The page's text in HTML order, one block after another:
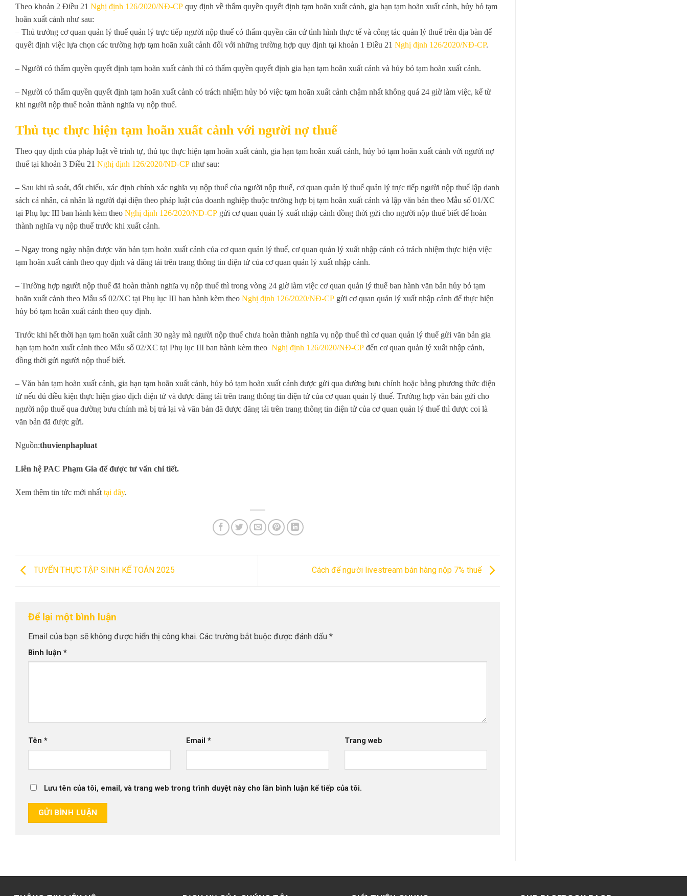
Theo khoản 2 Điều 21 Nghị định 126/2020/NĐ-CP quy định về thẩm quyền quyết định tạm hoãn xuất cảnh, gia hạn tạm hoãn xuất cảnh, hủy bỏ tạm
hoãn xuất cảnh như sau:
– Thủ trưởng cơ quan quản lý thuế quản lý trực tiếp người nộp thuế có thẩm quyền căn cứ tình hình thực tế và công tác quản lý thuế trên địa bàn để
quyết định việc lựa chọn các trường hợp tạm hoãn xuất cảnh đối với những trường hợp quy định tại khoản 1 Điều 21 Nghị định 126/2020/NĐ-CP.
– Người có thẩm quyền quyết định tạm hoãn xuất cảnh thì có thẩm quyền quyết định gia hạn tạm hoãn xuất cảnh và hủy bỏ tạm hoãn xuất cảnh.
– Người có thẩm quyền quyết định tạm hoãn xuất cảnh có trách nhiệm hủy bỏ việc tạm hoãn xuất cảnh chậm nhất không quá 24 giờ làm việc, kể từ
khi người nộp thuế hoàn thành nghĩa vụ nộp thuế.
Thủ tục thực hiện tạm hoãn xuất cảnh với người nợ thuế
Theo quy định của pháp luật về trình tự, thủ tục thực hiện tạm hoãn xuất cảnh, gia hạn tạm hoãn xuất cảnh, hủy bỏ tạm hoãn xuất cảnh với người nợ
thuế tại khoản 3 Điều 21 Nghị định 126/2020/NĐ-CP như sau:
– Sau khi rà soát, đối chiếu, xác định chính xác nghĩa vụ nộp thuế của người nộp thuế, cơ quan quản lý thuế quản lý trực tiếp người nộp thuế lập danh
sách cá nhân, cá nhân là người đại diện theo pháp luật của doanh nghiệp thuộc trường hợp bị tạm hoãn xuất cảnh và lập văn bản theo Mẫu số 01/XC
tại Phụ lục III ban hành kèm theo Nghị định 126/2020/NĐ-CP gửi cơ quan quản lý xuất nhập cảnh đồng thời gửi cho người nộp thuế biết để hoàn
thành nghĩa vụ nộp thuế trước khi xuất cảnh.
– Ngay trong ngày nhận được văn bản tạm hoãn xuất cảnh của cơ quan quản lý thuế, cơ quan quản lý xuất nhập cảnh có trách nhiệm thực hiện việc
tạm hoãn xuất cảnh theo quy định và đăng tải trên trang thông tin điện tử của cơ quan quản lý xuất nhập cảnh.
– Trường hợp người nộp thuế đã hoàn thành nghĩa vụ nộp thuế thì trong vòng 24 giờ làm việc cơ quan quản lý thuế ban hành văn bản hủy bỏ tạm
hoãn xuất cảnh theo Mẫu số 02/XC tại Phụ lục III ban hành kèm theo Nghị định 126/2020/NĐ-CP gửi cơ quan quản lý xuất nhập cảnh để thực hiện
hủy bỏ tạm hoãn xuất cảnh theo quy định.
Trước khi hết thời hạn tạm hoãn xuất cảnh 30 ngày mà người nộp thuế chưa hoàn thành nghĩa vụ nộp thuế thì cơ quan quản lý thuế gửi văn bản gia
hạn tạm hoãn xuất cảnh theo Mẫu số 02/XC tại Phụ lục III ban hành kèm theo Nghị định 126/2020/NĐ-CP đến cơ quan quản lý xuất nhập cảnh,
đồng thời gửi người nộp thuế biết.
– Văn bản tạm hoãn xuất cảnh, gia hạn tạm hoãn xuất cảnh, hủy bỏ tạm hoãn xuất cảnh được gửi qua đường bưu chính hoặc bằng phương thức điện
tử nếu đủ điều kiện thực hiện giao dịch điện tử và được đăng tải trên trang thông tin điện tử của cơ quan quản lý thuế. Trường hợp văn bản gửi cho
người nộp thuế qua đường bưu chính mà bị trả lại và văn bản đã được đăng tải trên trang thông tin điện tử của cơ quan quản lý thuế thì được coi là
văn bản đã được gửi.
Nguồn:thuvienphapluat
Liên hệ PAC Phạm Gia để được tư vấn chi tiết.
Xem thêm tin tức mới nhất tại đây.
TUYỂN THỰC TẬP SINH KẾ TOÁN 2025 Cách để người livestream bán hàng nộp 7% thuế
Để lại một bình luận
Email của bạn sẽ không được hiển thị công khai. Các trường bắt buộc được đánh dấu *
Bình luận *
Tên * Email* Trang web
Lưu tên của tôi, email, và trang web trong trình duyệt này cho lần bình luận kế tiếp của tôi.